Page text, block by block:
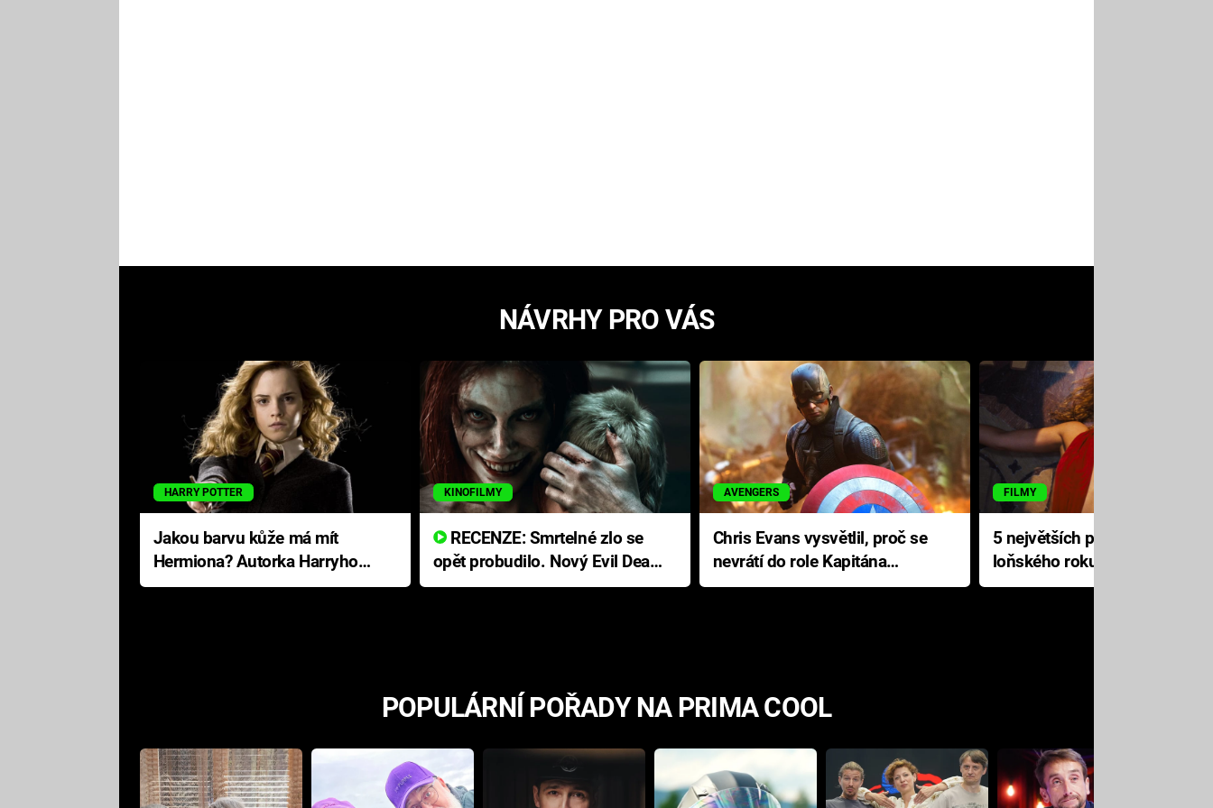
NÁVRHY PRO VÁS
HARRY POTTER
Jakou barvu kůže má mít
Hermiona? Autorka Harryho
Pottera přišla s ráznou
KINOFILMY
RECENZE: Smrtelné zlo se
opět probudilo. Nový Evil Dead
přichází s neodolatelnou
AVENGERS
Chris Evans vysvětlil, proč se
nevrátí do role Kapitána
Ameriky
FILMY
5 největších propadáků
loňského roku: Disney na
jediné katastrofě prodělal 200
POPULÁRNÍ POŘADY NA PRIMA COOL